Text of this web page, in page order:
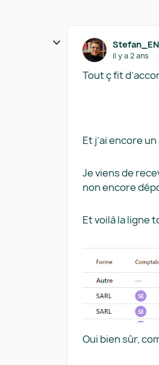
il y a 2 ans
Tout ç fit
Et j’ai encore
Je viens de
non encore
Et voilà la ligne
Oui bien sûr,